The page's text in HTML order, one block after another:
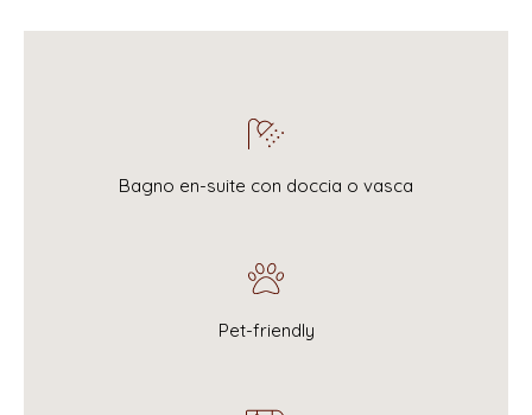
Bagno en-suite con doccia o vasca
Pet-friendly